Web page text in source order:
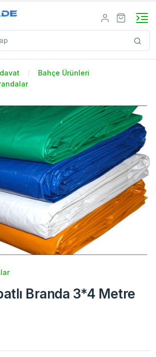
Bahçe Ürünleri
Branda 3*4 Metre